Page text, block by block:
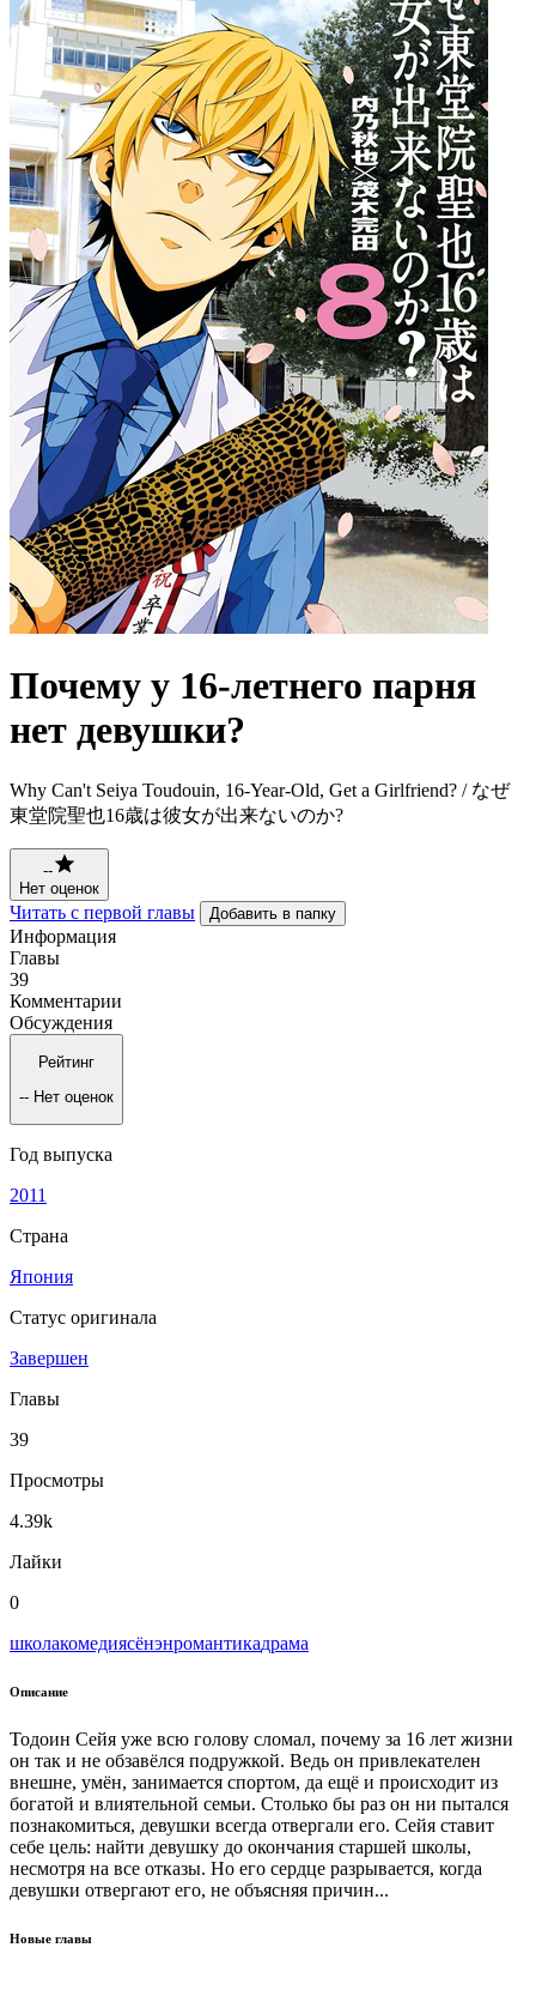
Почему у 16-летнего парня
нет девушки?
Why Can't Seiya Toudouin, 16-Year-Old, Get a Girlfriend? / なぜ
東堂院聖也16歳は彼女が出来ないのか?
--
Нет оценок
Читать с первой главы Добавить в папку
Информация
Главы
39
Комментарии
Обсуждения
Рейтинг
-- Нет оценок
Год выпуска
2011
Страна
Япония
Статус оригинала
Завершен
Главы
39
Просмотры
4.39k
Лайки
0
школакомедиясёнэнромантикадрама
Описание
Тодоин Сейя уже всю голову сломал, почему за 16 лет жизни
он так и не обзавёлся подружкой. Ведь он привлекателен
внешне, умён, занимается спортом, да ещё и происходит из
богатой и влиятельной семьи. Столько бы раз он ни пытался
познакомиться, девушки всегда отвергали его. Сейя ставит
себе цель: найти девушку до окончания старшей школы,
несмотря на все отказы. Но его сердце разрывается, когда
девушки отвергают его, не объясняя причин...
Новые главы